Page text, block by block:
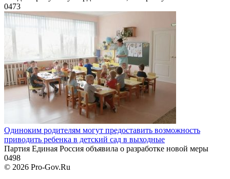
0473
Одиноким родителям могут предоставить возможность
приводить ребенка в детский сад в выходные
Партия Единая Россия объявила о разработке новой меры
0498
© 2026 Pro-Gov.Ru